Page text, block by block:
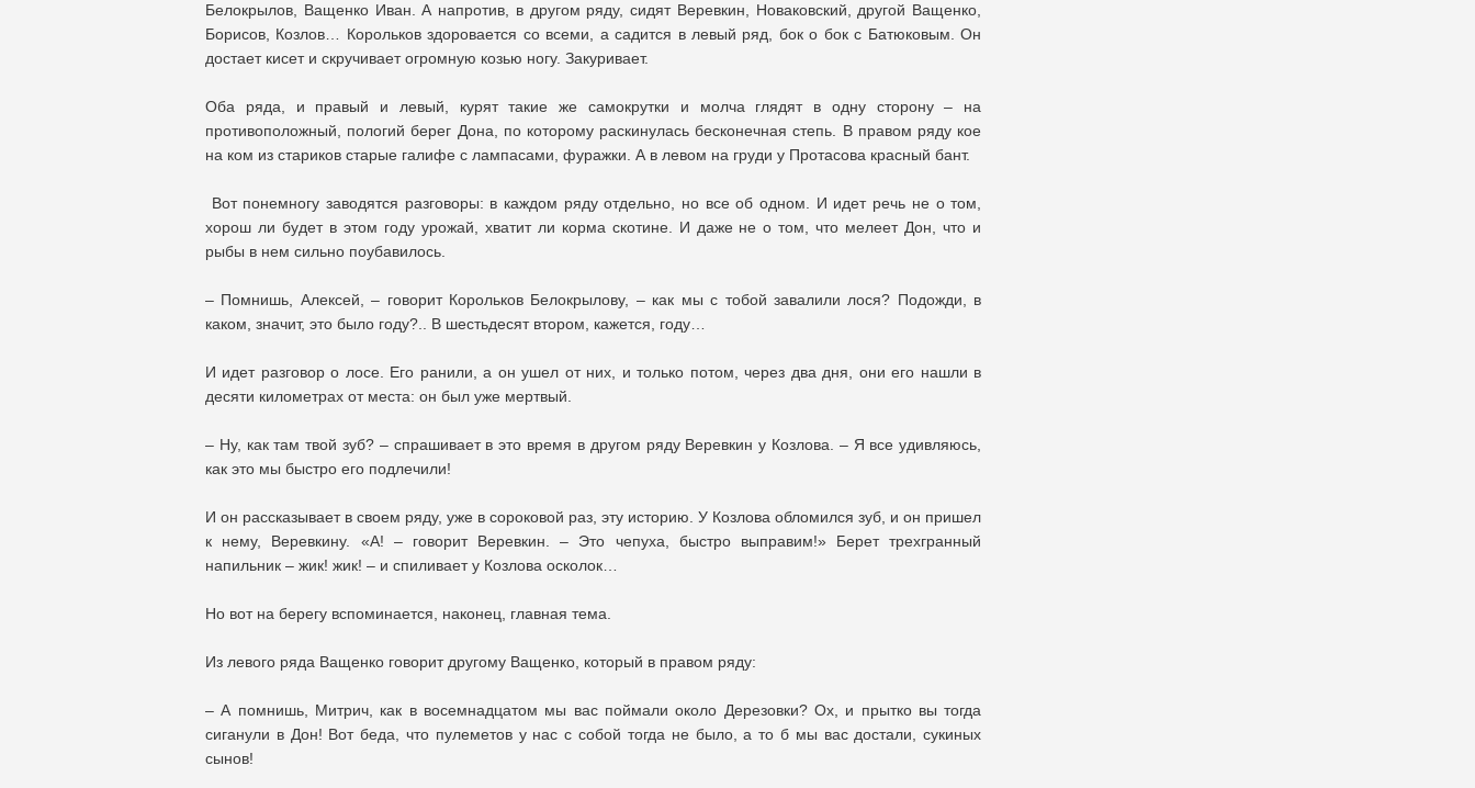
Белокрылов, Ващенко Иван. А напротив, в другом ряду, сидят Веревкин, Новаковский, другой Ващенко,
Борисов, Козлов… Корольков здоровается со всеми, а садится в левый ряд, бок о бок с Батюковым. Он
достает кисет и скручивает огромную козью ногу. Закуривает.
Оба ряда, и правый и левый, курят такие же самокрутки и молча глядят в одну сторону – на
противоположный, пологий берег Дона, по которому раскинулась бесконечная степь. В правом ряду кое
на ком из стариков старые галифе с лампасами, фуражки. А в левом на груди у Протасова красный бант.
Вот понемногу заводятся разговоры: в каждом ряду отдельно, но все об одном. И идет речь не о том,
хорош ли будет в этом году урожай, хватит ли корма скотине. И даже не о том, что мелеет Дон, что и
рыбы в нем сильно поубавилось.
– Помнишь, Алексей, – говорит Корольков Белокрылову, – как мы с тобой завалили лося? Подожди, в
каком, значит, это было году?.. В шестьдесят втором, кажется, году…
И идет разговор о лосе. Его ранили, а он ушел от них, и только потом, через два дня, они его нашли в
десяти километрах от места: он был уже мертвый.
– Ну, как там твой зуб? – спрашивает в это время в другом ряду Веревкин у Козлова. – Я все удивляюсь,
как это мы быстро его подлечили!
И он рассказывает в своем ряду, уже в сороковой раз, эту историю. У Козлова обломился зуб, и он пришел
к нему, Веревкину. «А! – говорит Веревкин. – Это чепуха, быстро выправим!» Берет трехгранный
напильник – жик! жик! – и спиливает у Козлова осколок…
Но вот на берегу вспоминается, наконец, главная тема.
Из левого ряда Ващенко говорит другому Ващенко, который в правом ряду:
– А помнишь, Митрич, как в восемнадцатом мы вас поймали около Дерезовки? Ох, и прытко вы тогда
сиганули в Дон! Вот беда, что пулеметов у нас с собой тогда не было, а то б мы вас достали, сукиных
сынов!